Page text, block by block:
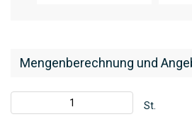
Mengenberechnung und
St.